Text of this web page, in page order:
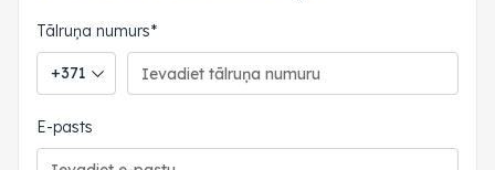
Tālruņa numurs*
Tālruņa valsts kods
E-pasts